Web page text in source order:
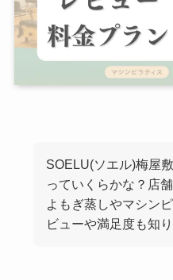
SOELU(ソエル)梅屋
っていくらかな？店
よもぎ蒸しやマシン
ビューや満足度も知